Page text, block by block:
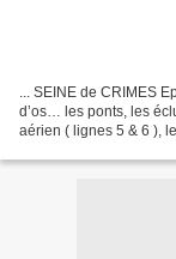
... SEINE de CRIMES
d’os… les ponts, les
aérien ( lignes 5 & 6 ),